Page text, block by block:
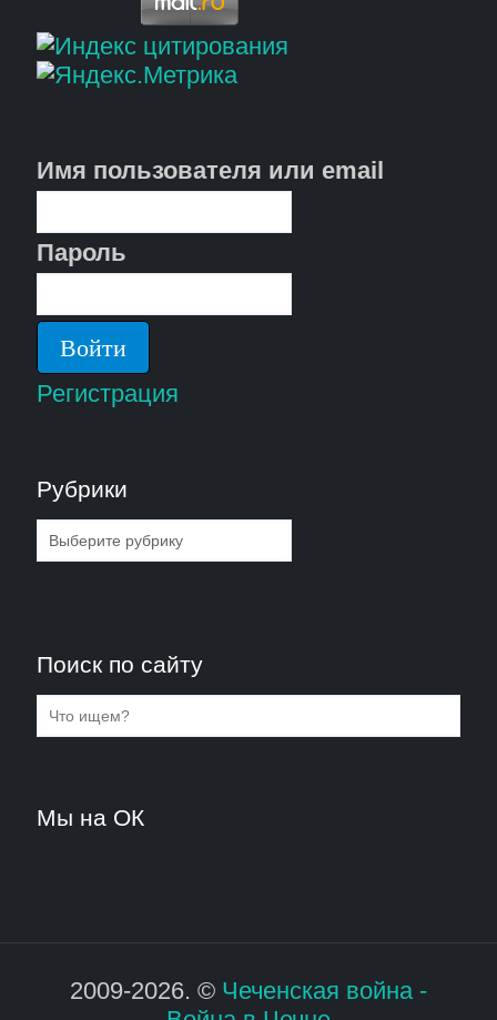
Имя пользователя или email
Пароль
Регистрация
Рубрики
Рубрики
Поиск по сайту
Мы на ОК
2009-2026. © Чеченская война -